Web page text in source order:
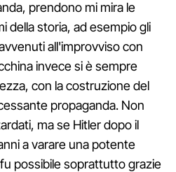
prendono mi mira le
della storia, ad esempio gli
all'improvviso con
invece si è sempre
con la costruzione del
propaganda. Non
ma se Hitler dopo il
a varare una potente
possibile soprattutto grazie